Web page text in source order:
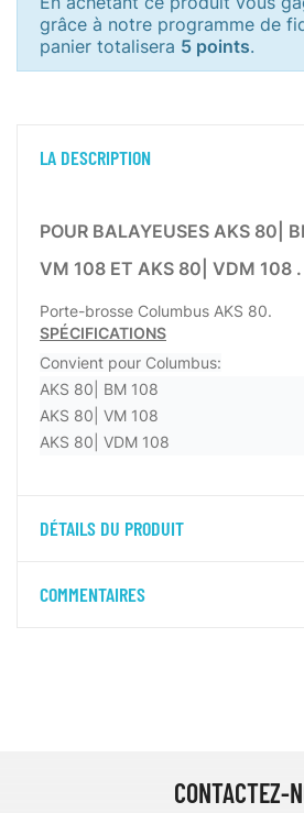
grâce à notre programme de
panier totalisera 5 points.
LA DESCRIPTION
POUR BALAYEUSES AKS 80|
VM 108 ET AKS 80| VDM 108 .
Porte-brosse Columbus AKS 80.
SPÉCIFICATIONS
Convient pour Columbus:
AKS 80| BM 108
AKS 80| VM 108
AKS 80| VDM 108
DÉTAILS DU PRODUIT
COMMENTAIRES
CONTACTEZ-